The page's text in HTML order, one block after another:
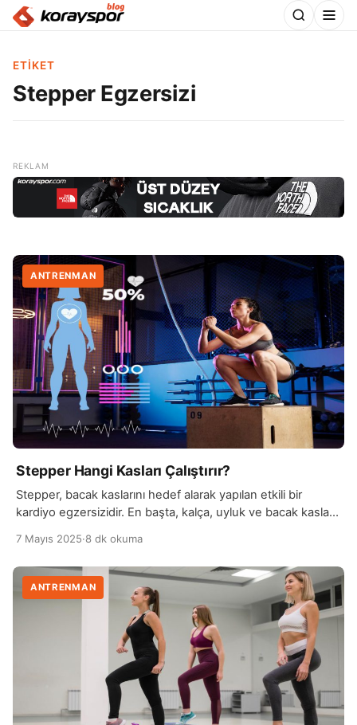
ETIKET
Stepper Egzersizi
ANTRENMAN
Stepper Hangi Kasları Çalıştırır?
Stepper, bacak kaslarını hedef alarak yapılan etkili bir
kardiyo egzersizidir. En başta, kalça, uyluk ve bacak kasları
yapılan hareketler quadriceps (ön uyluk kasları), hamstring
(arka uyluk kasları) ve gluteus maximus (kalça kasları)
kaslarını çalıştırır. Bu kaslar sürekli olarak hareket halindedir,
bu da bacakları güçlendirir ve tonlandırır. Stepper, […]
7 Mayıs 2025·8 dk okuma
ANTRENMAN